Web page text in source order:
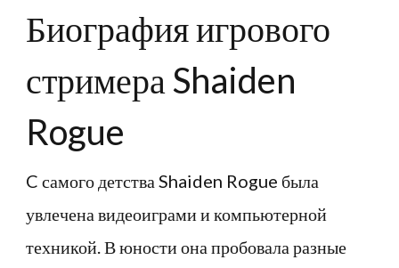
Биография игрового
стримера Shaiden
Rogue
C самого детства Shaiden Rogue была
увлечена видеоиграми и компьютерной
техникой. В юности она пробовала разные